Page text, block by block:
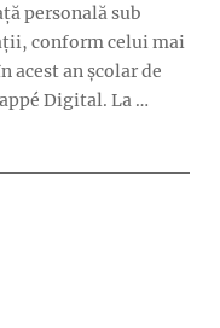
personală sub
conform celui mai
acest an școlar de
Digital. La …